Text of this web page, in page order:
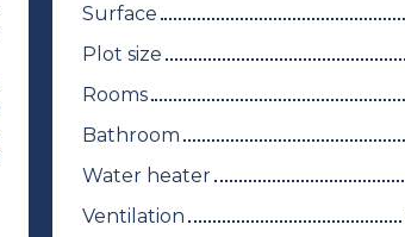
Surface
Plot size
Rooms
Bathroom
Water heater
Ventilation